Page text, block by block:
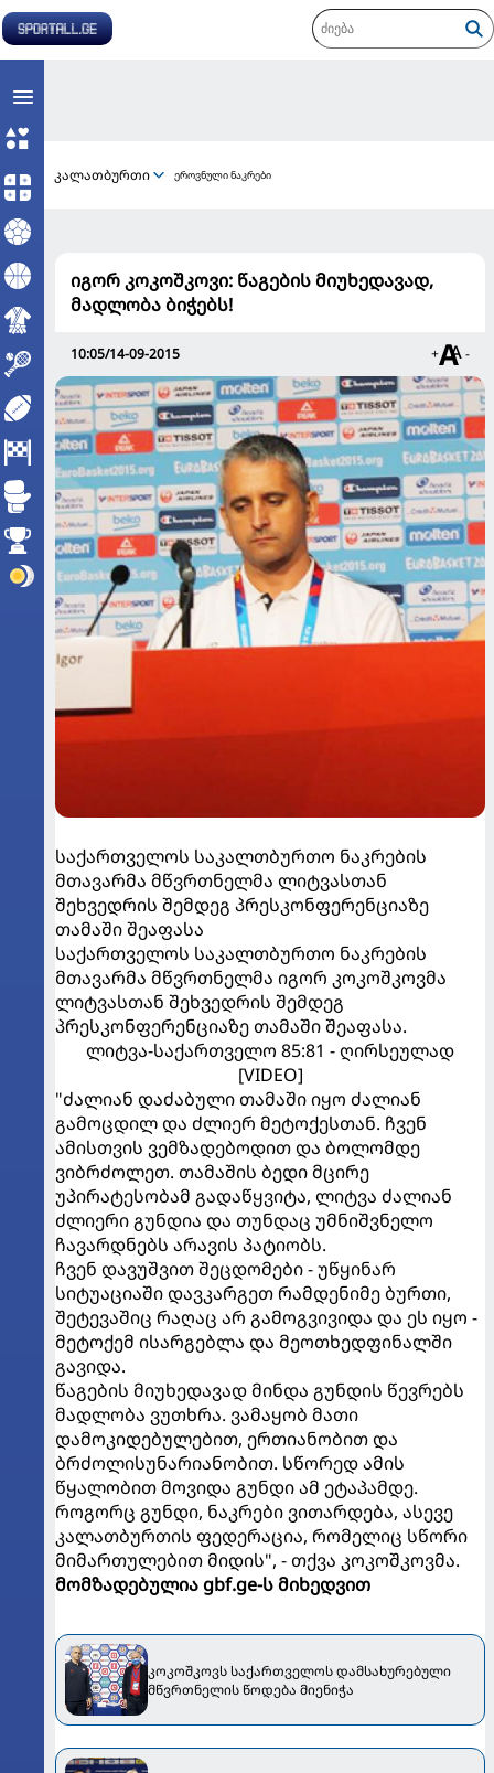
კალათბურთი ეროვნული ნაკრები
იგორ კოკოშკოვი: წაგების მიუხედავად,
მადლობა ბიჭებს!
10:05/14-09-2015 + -
საქართველოს საკალთბურთო ნაკრების
მთავარმა მწვრთნელმა ლიტვასთან
შეხვედრის შემდეგ პრესკონფერენციაზე
თამაში შეაფასა
საქართველოს საკალთბურთო ნაკრების
მთავარმა მწვრთნელმა იგორ კოკოშკოვმა
ლიტვასთან შეხვედრის შემდეგ
პრესკონფერენციაზე თამაში შეაფასა.
ლიტვა-საქართველო 85:81 - ღირსეულად
[VIDEO]
"ძალიან დაძაბული თამაში იყო ძალიან
გამოცდილ და ძლიერ მეტოქესთან. ჩვენ
ამისთვის ვემზადებოდით და ბოლომდე
ვიბრძოლეთ. თამაშის ბედი მცირე
უპირატესობამ გადაწყვიტა, ლიტვა ძალიან
ძლიერი გუნდია და თუნდაც უმნიშვნელო
ჩავარდნებს არავის პატიობს.
ჩვენ დავუშვით შეცდომები - უწყინარ
სიტუაციაში დავკარგეთ რამდენიმე ბურთი,
შეტევაშიც რაღაც არ გამოგვივიდა და ეს იყო -
მეტოქემ ისარგებლა და მეოთხედფინალში
გავიდა.
წაგების მიუხედავად მინდა გუნდის წევრებს
მადლობა ვუთხრა. ვამაყობ მათი
დამოკიდებულებით, ერთიანობით და
ბრძოლისუნარიანობით. სწორედ ამის
წყალობით მოვიდა გუნდი ამ ეტაპამდე.
როგორც გუნდი, ნაკრები ვითარდება, ასევე
კალათბურთის ფედერაცია, რომელიც სწორი
მიმართულებით მიდის", - თქვა კოკოშკოვმა.
მომზადებულია gbf.ge-ს მიხედვით
კოკოშკოვს საქართველოს დამსახურებული
მწვრთნელის წოდება მიენიჭა